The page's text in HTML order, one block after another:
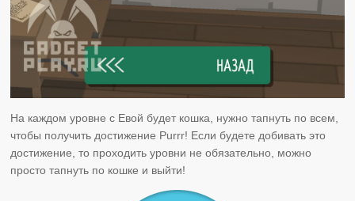
На каждом уровне с Евой будет кошка, нужно тапнуть по всем,
чтобы получить достижение Purrr! Если будете добивать это
достижение, то проходить уровни не обязательно, можно
просто тапнуть по кошке и выйти!